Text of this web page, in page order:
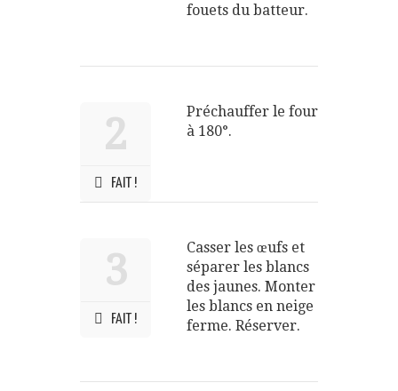
fouets du batteur.
2
FAIT !
Préchauffer le four
à 180°.
3
FAIT !
Casser les œufs et
séparer les blancs
des jaunes. Monter
les blancs en neige
ferme. Réserver.